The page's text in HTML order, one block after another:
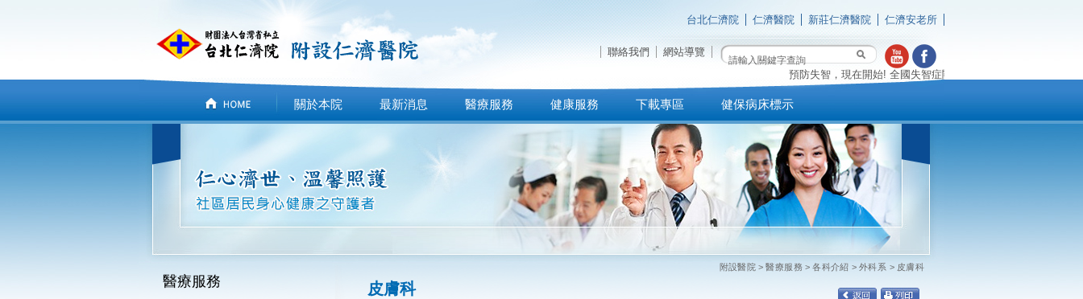
聯絡我們 網站導覽
台北仁濟院 仁濟醫院 新莊仁濟醫院 仁濟安老所
預防失智，現在開始! 全國失智症關懷專線 0800-474-580(失智時
關於本院 最新消息 醫療服務 健康服務 下載專區 健保病床標示
醫療服務
附設醫院 >醫療服務 >各科介紹 > 外科系 > 皮膚科
皮膚科